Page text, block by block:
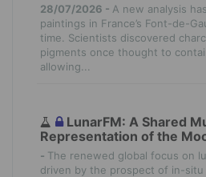
28/07/2026 - A new analysis
paintings in France’s Font-de-
time. Scientists discovered
pigments once thought to
allowing...
LunarFM: A Shared
Representation of the
- The renewed global focus on
driven by the prospect of in-